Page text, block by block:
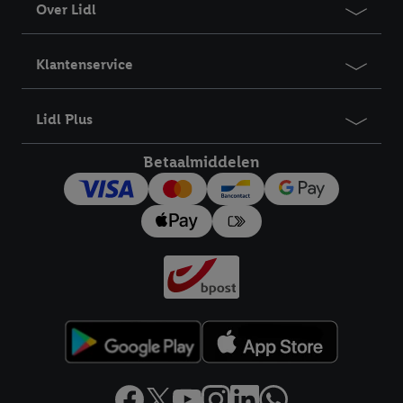
Over Lidl
Klantenservice
Lidl Plus
Betaalmiddelen